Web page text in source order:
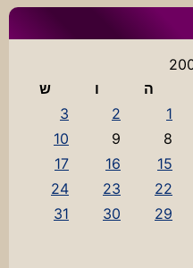
ה ו
ש
1
2
3
8
9
10
15
16
17
22
23
24
29
30
31